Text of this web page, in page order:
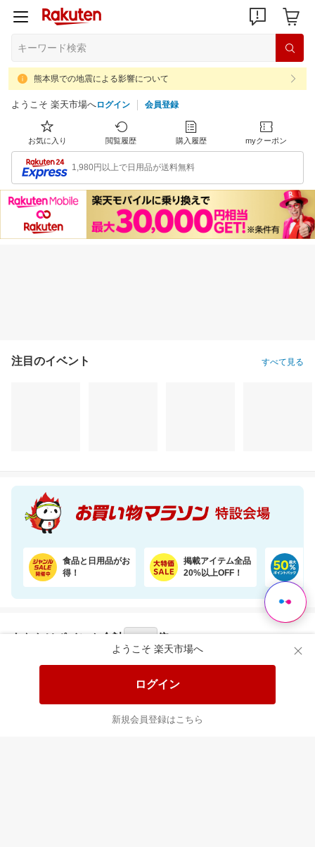
熊本県での地震による影響について
ようこそ 楽天市場へログイン 会員登録
お気に入り 閲覧履歴 購入履歴 myクーポン
1,980円以上で日用品が送料無料
ようこそ 楽天市場へ
ログイン
新規会員登録はこちら
注目のイベント すべて見る
食品と日用品がお
得！
掲載アイテム全品
20%以上OFF！
あなたはポイント 合計 倍